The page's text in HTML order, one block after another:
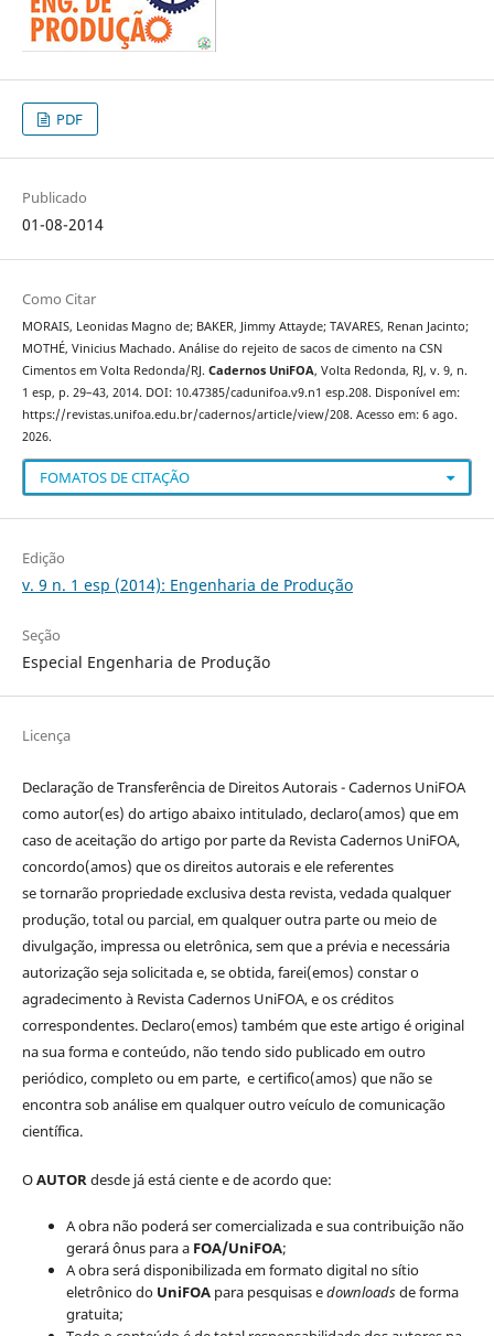
PDF
Publicado
01-08-2014
Como Citar
MORAIS, Leonidas Magno de; BAKER, Jimmy Attayde; TAVARES, Renan Jacinto;
MOTHÉ, Vinicius Machado. Análise do rejeito de sacos de cimento na CSN
Cimentos em Volta Redonda/RJ. Cadernos UniFOA, Volta Redonda, RJ, v. 9, n.
1 esp, p. 29–43, 2014. DOI: 10.47385/cadunifoa.v9.n1 esp.208. Disponível em:
https://revistas.unifoa.edu.br/cadernos/article/view/208. Acesso em: 6 ago.
2026.
FOMATOS DE CITAÇÃO
Edição
v. 9 n. 1 esp (2014): Engenharia de Produção
Seção
Especial Engenharia de Produção
Licença
Declaração de Transferência de Direitos Autorais - Cadernos UniFOA
como autor(es) do artigo abaixo intitulado, declaro(amos) que em
caso de aceitação do artigo por parte da Revista Cadernos UniFOA,
concordo(amos) que os direitos autorais e ele referentes
se tornarão propriedade exclusiva desta revista, vedada qualquer
produção, total ou parcial, em qualquer outra parte ou meio de
divulgação, impressa ou eletrônica, sem que a prévia e necessária
autorização seja solicitada e, se obtida, farei(emos) constar o
agradecimento à Revista Cadernos UniFOA, e os créditos
correspondentes. Declaro(emos) também que este artigo é original
na sua forma e conteúdo, não tendo sido publicado em outro
periódico, completo ou em parte, e certifico(amos) que não se
encontra sob análise em qualquer outro veículo de comunicação
científica.
OAUTORdesde já está ciente e de acordo que:
A obra não poderá ser comercializada e sua contribuição não
gerará ônus para a FOA/UniFOA;
A obra será disponibilizada em formato digital no sítio
eletrônico do UniFOApara pesquisas edownloadsde forma
gratuita;